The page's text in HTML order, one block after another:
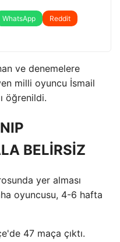
WhatsApp
Reddit
ve denemelere
milli oyuncu İsmail
öğrenildi.
BELİRSİZ
yer alması
oyuncusu, 4-6 hafta
47 maça çıktı.